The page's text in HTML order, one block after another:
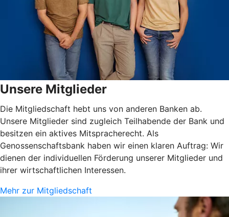
Unsere Mitglieder
Die Mitgliedschaft hebt uns von anderen Banken ab.
Unsere Mitglieder sind zugleich Teilhabende der Bank und
besitzen ein aktives Mitspracherecht. Als
Genossenschaftsbank haben wir einen klaren Auftrag: Wir
dienen der individuellen Förderung unserer Mitglieder und
ihrer wirtschaftlichen Interessen.
Mehr zur Mitgliedschaft